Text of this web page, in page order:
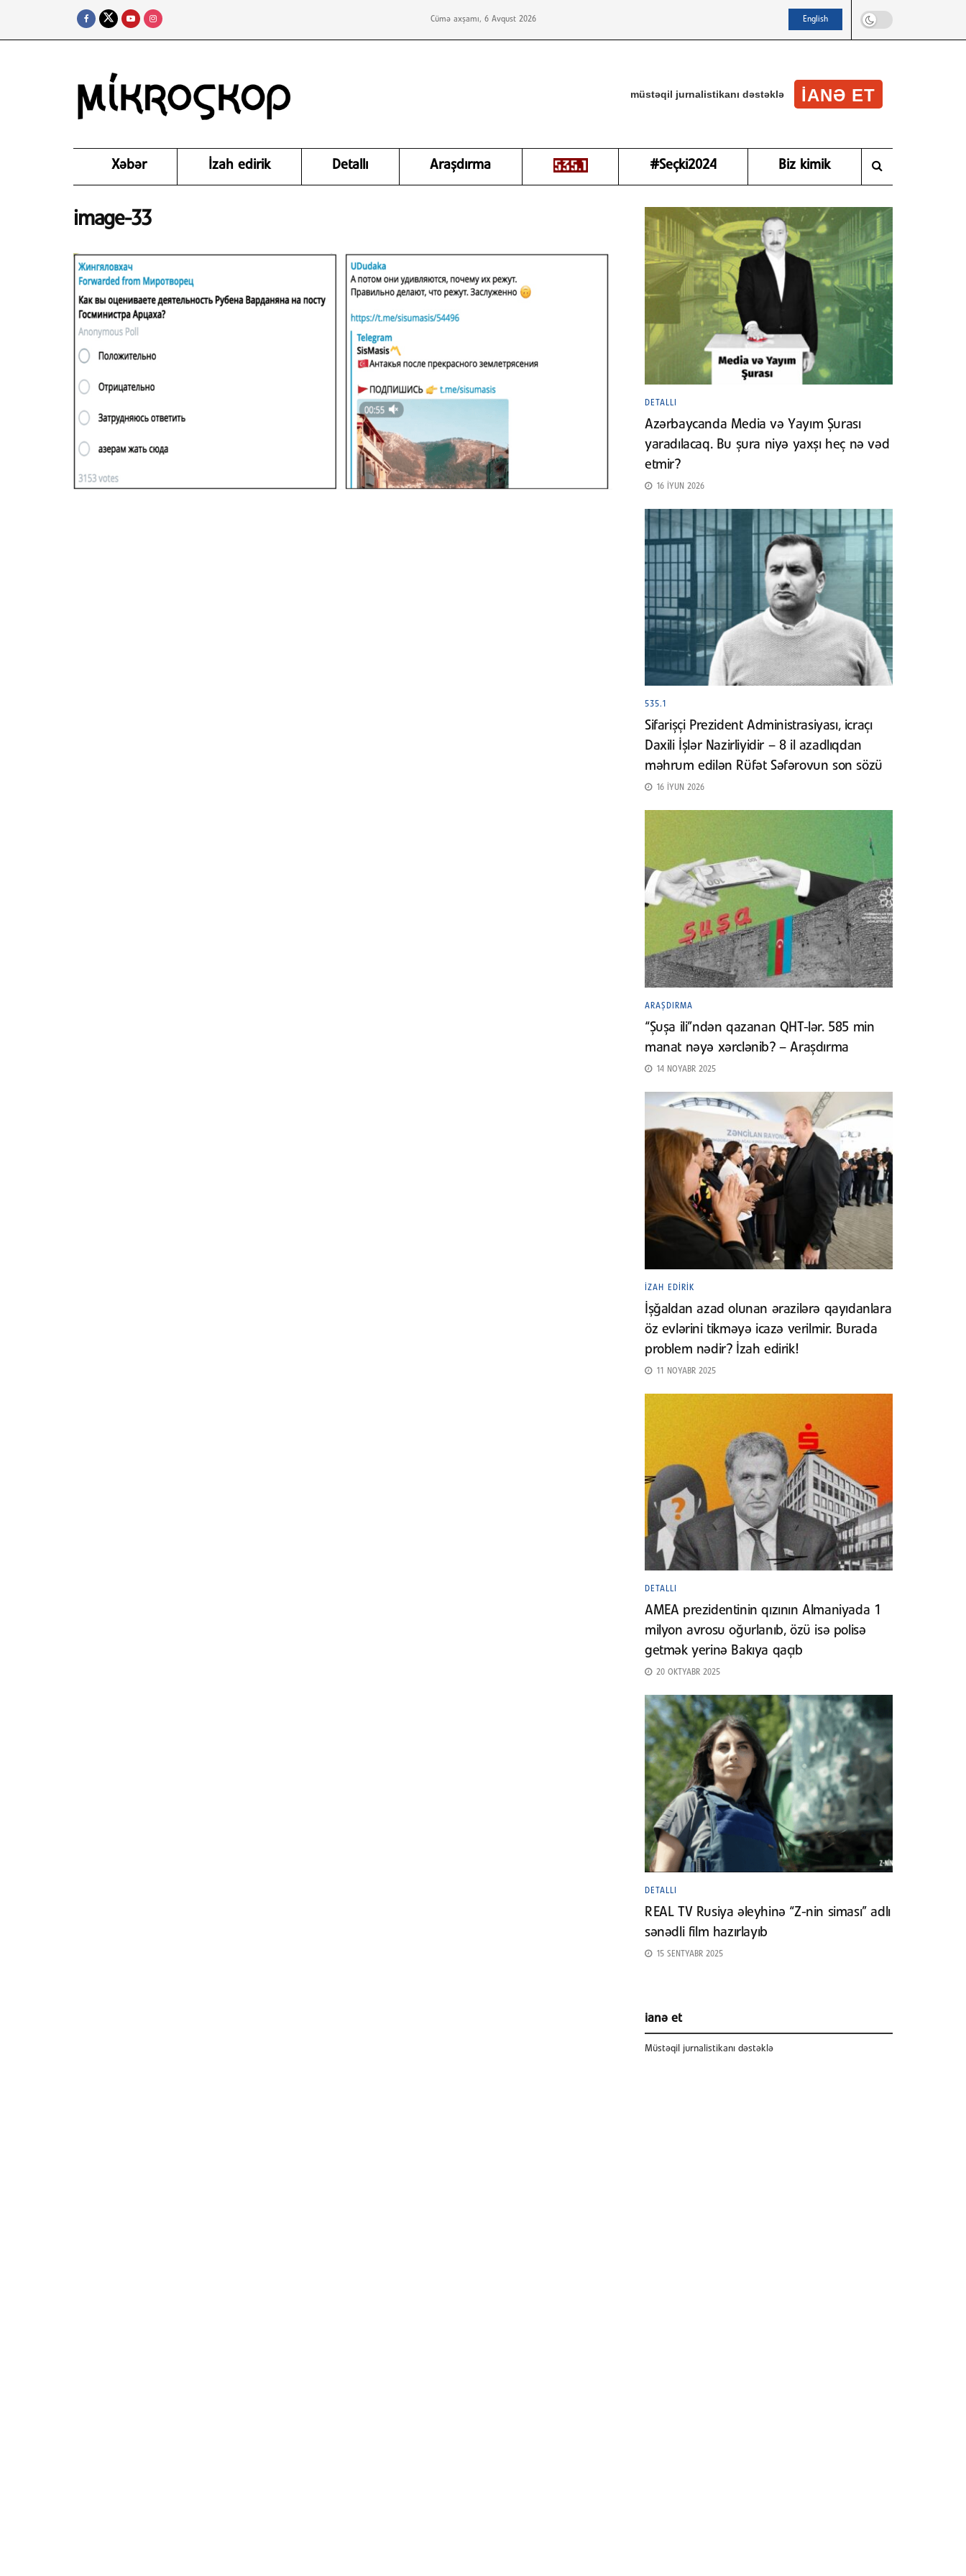
Cümə axşamı, 6 Avqust 2026 English
müstəqil jurnalistikanı dəstəklə IANƏ ET
Xəbər İzah edirik Detallı Araşdırma #Seçki2024 Biz kimik
image-33
DETALLI
Azərbaycanda Media və Yayım Şurası
yaradılacaq. Bu şura niyə yaxşı heç nə vəd
etmir?
16 İYUN 2026
535.1
Sifarişçi Prezident Administrasiyası, icraçı
Daxili İşlər Nazirliyidir – 8 il azadlıqdan
məhrum edilən Rüfət Səfərovun son sözü
16 İYUN 2026
ARAŞDIRMA
“Şuşa ili”ndən qazanan QHT-lər. 585 min
manat nəyə xərclənib? – Araşdırma
14 NOYABR 2025
İZAH EDIRIK
İşğaldan azad olunan ərazilərə qayıdanlara
öz evlərini tikməyə icazə verilmir. Burada
problem nədir? İzah edirik!
11 NOYABR 2025
DETALLI
AMEA prezidentinin qızının Almaniyada 1
milyon avrosu oğurlanıb, özü isə polisə
getmək yerinə Bakıya qaçıb
20 OKTYABR 2025
DETALLI
REAL TV Rusiya əleyhinə “Z-nin siması” adlı
sənədli film hazırlayıb
15 SENTYABR 2025
ianə et
Müstəqil jurnalistikanı dəstəklə